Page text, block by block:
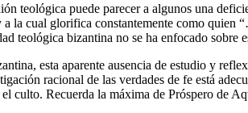
teológica puede parecer a algunos una
la cual glorifica constantemente como quien
teológica bizantina no se ha enfocado sobre
esta aparente ausencia de estudio y
racional de las verdades de fe está
culto. Recuerda la máxima de Próspero de